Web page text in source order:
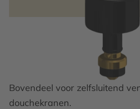
Bovendeel voor zelfsluitend
douchekranen.